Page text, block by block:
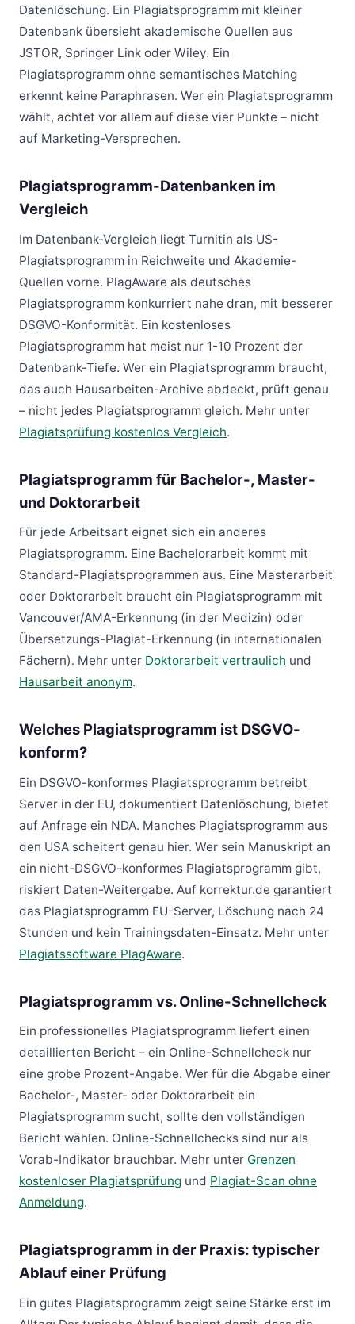
Datenlöschung. Ein Plagiatsprogramm mit kleiner
Datenbank übersieht akademische Quellen aus
JSTOR, Springer Link oder Wiley. Ein
Plagiatsprogramm ohne semantisches Matching
erkennt keine Paraphrasen. Wer ein Plagiatsprogramm
wählt, achtet vor allem auf diese vier Punkte – nicht
auf Marketing-Versprechen.
Plagiatsprogramm-Datenbanken im
Vergleich
Im Datenbank-Vergleich liegt Turnitin als US-
Plagiatsprogramm in Reichweite und Akademie-
Quellen vorne. PlagAware als deutsches
Plagiatsprogramm konkurriert nahe dran, mit besserer
DSGVO-Konformität. Ein kostenloses
Plagiatsprogramm hat meist nur 1-10 Prozent der
Datenbank-Tiefe. Wer ein Plagiatsprogramm braucht,
das auch Hausarbeiten-Archive abdeckt, prüft genau
– nicht jedes Plagiatsprogramm gleich. Mehr unter
Plagiatsprüfung kostenlos Vergleich.
Plagiatsprogramm für Bachelor-, Master-
und Doktorarbeit
Für jede Arbeitsart eignet sich ein anderes
Plagiatsprogramm. Eine Bachelorarbeit kommt mit
Standard-Plagiatsprogrammen aus. Eine Masterarbeit
oder Doktorarbeit braucht ein Plagiatsprogramm mit
Vancouver/AMA-Erkennung (in der Medizin) oder
Übersetzungs-Plagiat-Erkennung (in internationalen
Fächern). Mehr unter Doktorarbeit vertraulich und
Hausarbeit anonym.
Welches Plagiatsprogramm ist DSGVO-
konform?
Ein DSGVO-konformes Plagiatsprogramm betreibt
Server in der EU, dokumentiert Datenlöschung, bietet
auf Anfrage ein NDA. Manches Plagiatsprogramm aus
den USA scheitert genau hier. Wer sein Manuskript an
ein nicht-DSGVO-konformes Plagiatsprogramm gibt,
riskiert Daten-Weitergabe. Auf korrektur.de garantiert
das Plagiatsprogramm EU-Server, Löschung nach 24
Stunden und kein Trainingsdaten-Einsatz. Mehr unter
Plagiatssoftware PlagAware.
Plagiatsprogramm vs. Online-Schnellcheck
Ein professionelles Plagiatsprogramm liefert einen
detaillierten Bericht – ein Online-Schnellcheck nur
eine grobe Prozent-Angabe. Wer für die Abgabe einer
Bachelor-, Master- oder Doktorarbeit ein
Plagiatsprogramm sucht, sollte den vollständigen
Bericht wählen. Online-Schnellchecks sind nur als
Vorab-Indikator brauchbar. Mehr unter Grenzen
kostenloser Plagiatsprüfung und Plagiat-Scan ohne
Anmeldung.
Plagiatsprogramm in der Praxis: typischer
Ablauf einer Prüfung
Ein gutes Plagiatsprogramm zeigt seine Stärke erst im